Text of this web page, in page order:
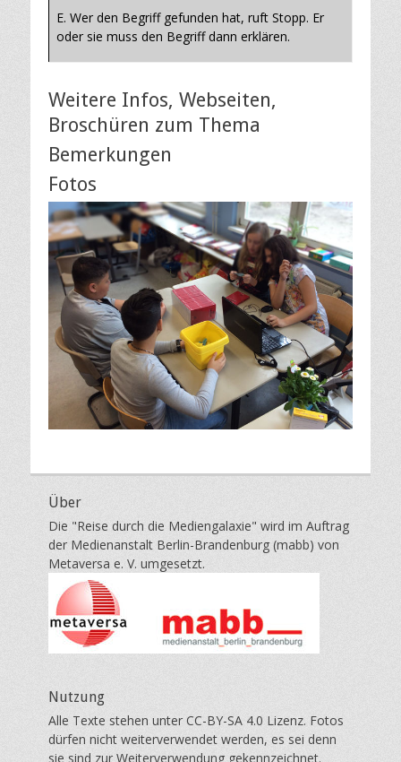
E. Wer den Begriff gefunden hat, ruft Stopp. Er
oder sie muss den Begriff dann erklären.
Weitere Infos, Webseiten,
Broschüren zum Thema
Bemerkungen
Fotos
Über
Die "Reise durch die Mediengalaxie" wird im Auftrag
der Medienanstalt Berlin-Brandenburg (mabb) von
Metaversa e. V. umgesetzt.
Nutzung
Alle Texte stehen unter CC-BY-SA 4.0 Lizenz. Fotos
dürfen nicht weiterverwendet werden, es sei denn
sie sind zur Weiterverwendung gekennzeichnet.